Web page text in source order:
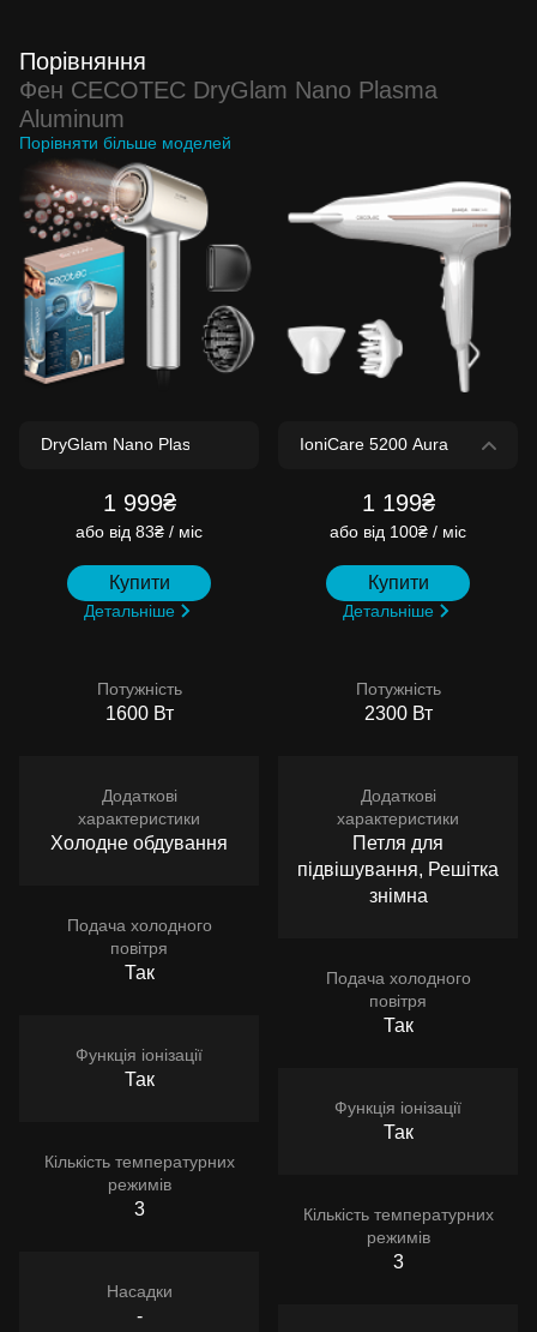
Порівняння
Фен CECOTEC DryGlam Nano Plasma
Aluminum
Порівняти більше моделей
1 999₴
або від 83₴ / міс
Купити
Детальніше
Потужність
1600 Вт
Додаткові
характеристики
Холодне обдування
Подача холодного
повітря
Так
Функція іонізації
Так
Кількість температурних
режимів
3
Насадки
-
1 199₴
або від 100₴ / міс
Купити
Детальніше
Потужність
2300 Вт
Додаткові
характеристики
Петля для
підвішування, Решітка
знімна
Подача холодного
повітря
Так
Функція іонізації
Так
Кількість температурних
режимів
3